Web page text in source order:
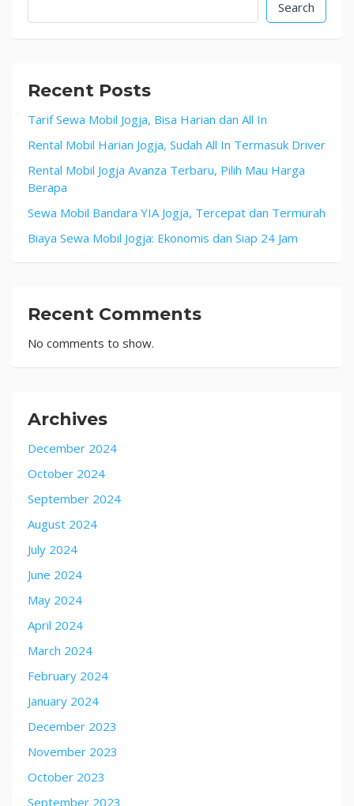
Search
Recent Posts
Tarif Sewa Mobil Jogja, Bisa Harian dan All In
Rental Mobil Harian Jogja, Sudah All In Termasuk Driver
Rental Mobil Jogja Avanza Terbaru, Pilih Mau Harga
Berapa
Sewa Mobil Bandara YIA Jogja, Tercepat dan Termurah
Biaya Sewa Mobil Jogja: Ekonomis dan Siap 24 Jam
Recent Comments
No comments to show.
Archives
December 2024
October 2024
September 2024
August 2024
July 2024
June 2024
May 2024
April 2024
March 2024
February 2024
January 2024
December 2023
November 2023
October 2023
September 2023